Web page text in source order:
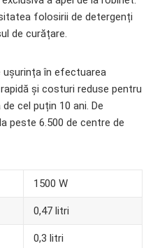
folosirii de detergenți
de curățare.
în efectuarea
și costuri reduse pentru
cel puțin 10 ani. De
peste 6.500 de centre de
1500 W
0,47 litri
0,3 litri